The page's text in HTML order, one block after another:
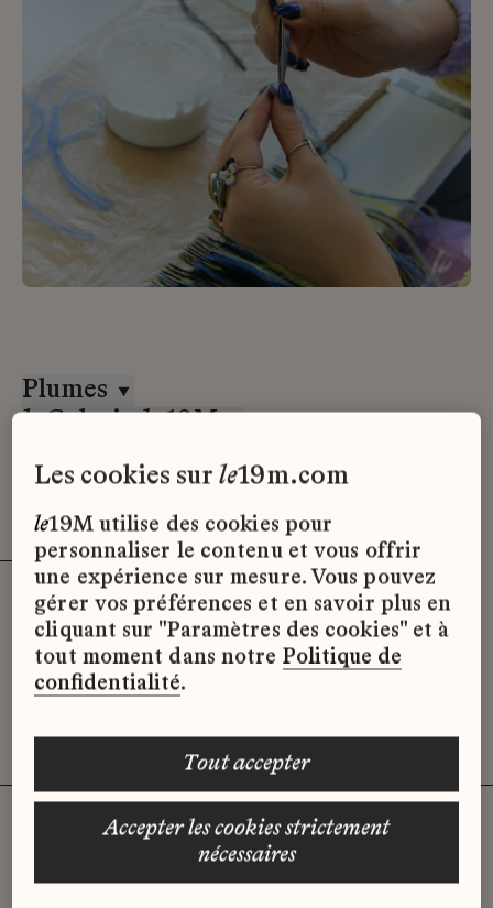
Plumes
laGaleriedu19M
Désolé, il semble qu’il n’y ait pas
d’offres d’emploi disponibles pour le
moment.
Vous n'avez pas trouvé d'offre
les cookies surle19m.com
le19M utilise des cookies pour
personnaliser le contenu et vous offrir
une expérience sur mesure. Vous pouvez
gérer vos préférences et en savoir plus en
cliquant sur "Paramètres des cookies" et à
tout moment dans notre Politique de
confidentialité.
accepter les cookies strictement
nécessaires
tout accepter